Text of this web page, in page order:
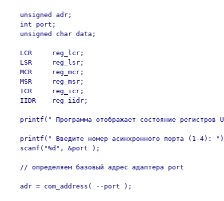
   unsigned adr;
   int port;
   unsigned char data;
   LCR     reg_lcr;
   LSR     reg_lsr;
   MCR     reg_mcr;
   MSR     reg_msr;
   ICR     reg_icr;
   IIDR    reg_iidr;
printf(" Программа отображает состояние регистров
printf(" Введите номер асинхронного порта (1-4):
   scanf("%d", &port );
   // определяем базовый адрес адаптера port
   adr = com_address( --port );